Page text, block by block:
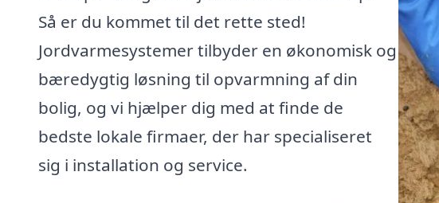
Så er du kommet til det rette sted!
Jordvarmesystemer tilbyder en økonomisk og
bæredygtig løsning til opvarmning af din
bolig, og vi hjælper dig med at finde de
bedste lokale firmaer, der har specialiseret
sig i installation og service.